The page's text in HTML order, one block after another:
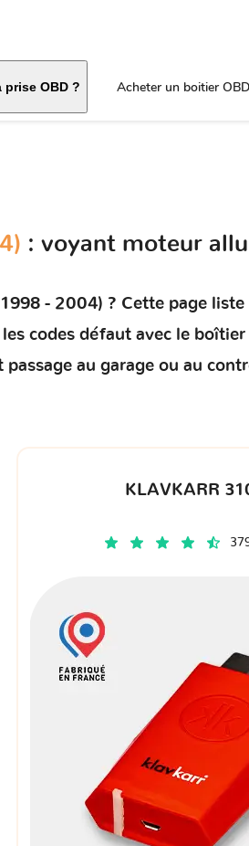
prise OBD ? Acheter un boitier OBD
: voyant moteur
- 2004) ? Cette page
codes défautavec le boîtier
au garage ou au
KLAVKARR